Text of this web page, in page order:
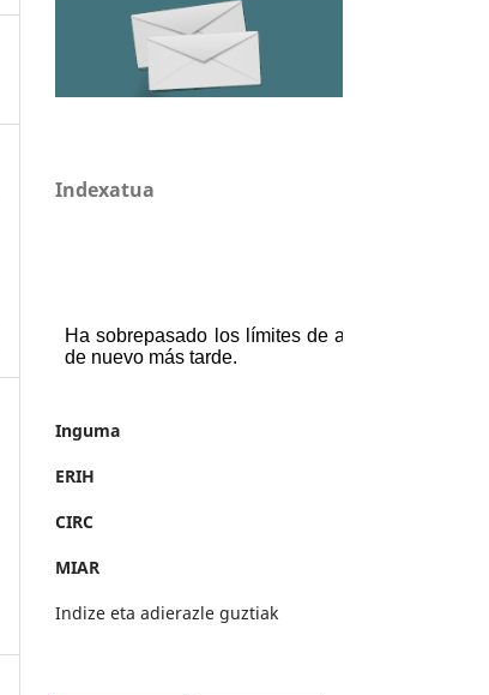
Indexatua
Inguma
ERIH
CIRC
MIAR
Indize eta adierazle guztiak